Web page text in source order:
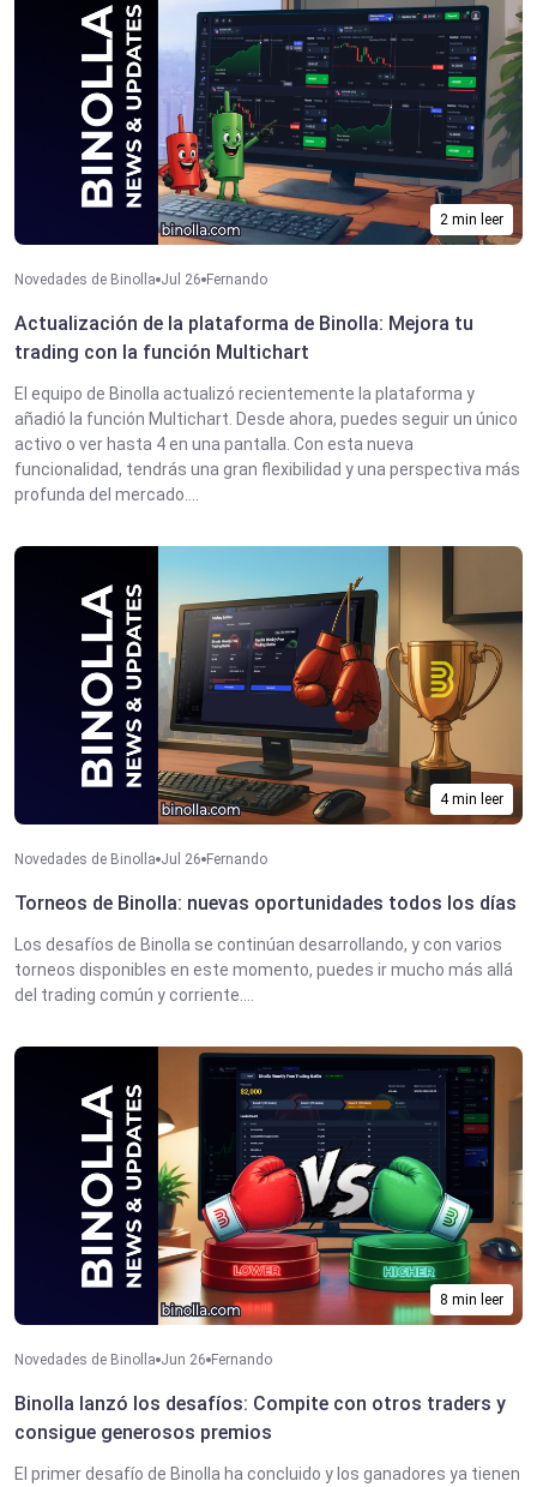
2 min leer
Novedades de Binolla Jul 26 Fernando
Actualización de la plataforma de Binolla: Mejora tu
trading con la función Multichart
El equipo de Binolla actualizó recientemente la plataforma y
añadió la función Multichart. Desde ahora, puedes seguir un único
activo o ver hasta 4 en una pantalla. Con esta nueva
funcionalidad, tendrás una gran flexibilidad y una perspectiva más
profunda del mercado....
4 min leer
Novedades de Binolla Jul 26 Fernando
Torneos de Binolla: nuevas oportunidades todos los días
Los desafíos de Binolla se continúan desarrollando, y con varios
torneos disponibles en este momento, puedes ir mucho más allá
del trading común y corriente....
8 min leer
Novedades de Binolla Jun 26 Fernando
Binolla lanzó los desafíos: Compite con otros traders y
consigue generosos premios
El primer desafío de Binolla ha concluido y los ganadores ya tienen